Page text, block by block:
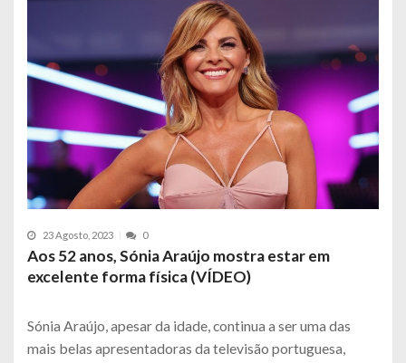
23 Agosto, 2023 0
Aos 52 anos, Sónia Araújo mostra estar em
excelente forma física (VÍDEO)
Sónia Araújo, apesar da idade, continua a ser uma das
mais belas apresentadoras da televisão portuguesa,